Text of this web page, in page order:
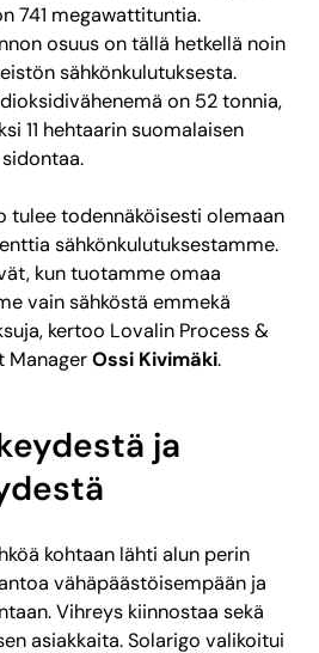
741 megawattituntia.
osuus on tällä hetkellä noin
sähkönkulutuksesta.
on 52 tonnia,
11 hehtaarin suomalaisen
tulee todennäköisesti olemaan
sähkönkulutuksestamme.
kun tuotamme omaa
vain sähköstä emmekä
kertoo Lovalin Process &
ManagerOssi Kivimäki.
ja
kohtaan lähti alun perin
vähäpäästöisempään ja
Vihreys kiinnostaa sekä
asiakkaita. Solarigo valikoitui